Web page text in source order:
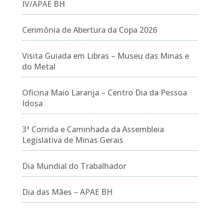
IV/APAE BH
Cerimônia de Abertura da Copa 2026
Visita Guiada em Libras – Museu das Minas e
do Metal
Oficina Maio Laranja – Centro Dia da Pessoa
Idosa
3ª Corrida e Caminhada da Assembleia
Legislativa de Minas Gerais
Dia Mundial do Trabalhador
Dia das Mães – APAE BH